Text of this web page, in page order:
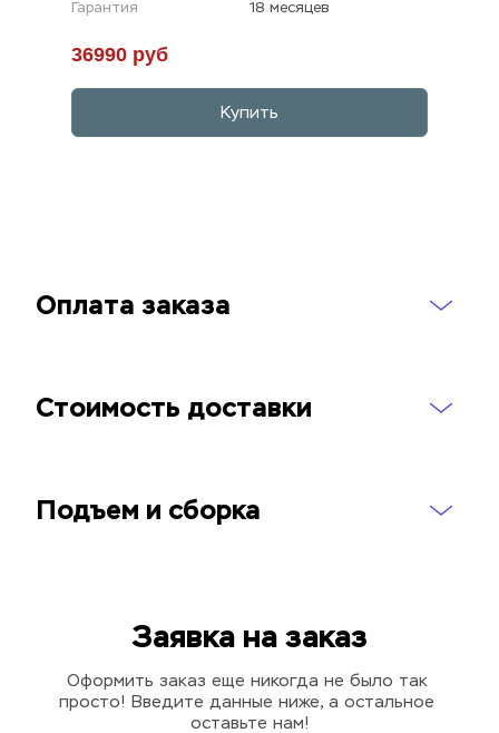
Гарантия
18 месяцев
36990 руб
Купить
Оплата заказа
Стоимость доставки
Подъем и сборка
Заявка на заказ
Оформить заказ еще никогда не было так
просто! Введите данные ниже, а остальное
оставьте нам!